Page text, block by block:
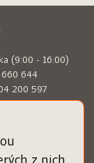
(9:00 - 16:00)
644
200 597